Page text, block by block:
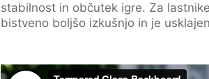
stabilnost in občutek igre. Za
bistveno boljšo izkušnjo in je